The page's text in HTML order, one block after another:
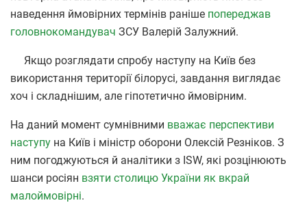
наведення ймовірних термінів раніше попереджав
головнокомандувач ЗСУ Валерій Залужний.
Якщо розглядати спробу наступу на Київ без
використання території білорусі, завдання виглядає
хоч і складнішим, але гіпотетично ймовірним.
На даний момент сумнівними вважає перспективи
наступу на Київ і міністр оборони Олексій Резніков. З
ним погоджуються й аналітики з ISW, які розцінюють
шанси росіян взяти столицю України як вкрай
малоймовірні.